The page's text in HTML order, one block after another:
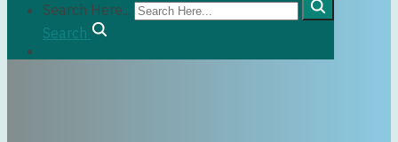
Search Here...
Search